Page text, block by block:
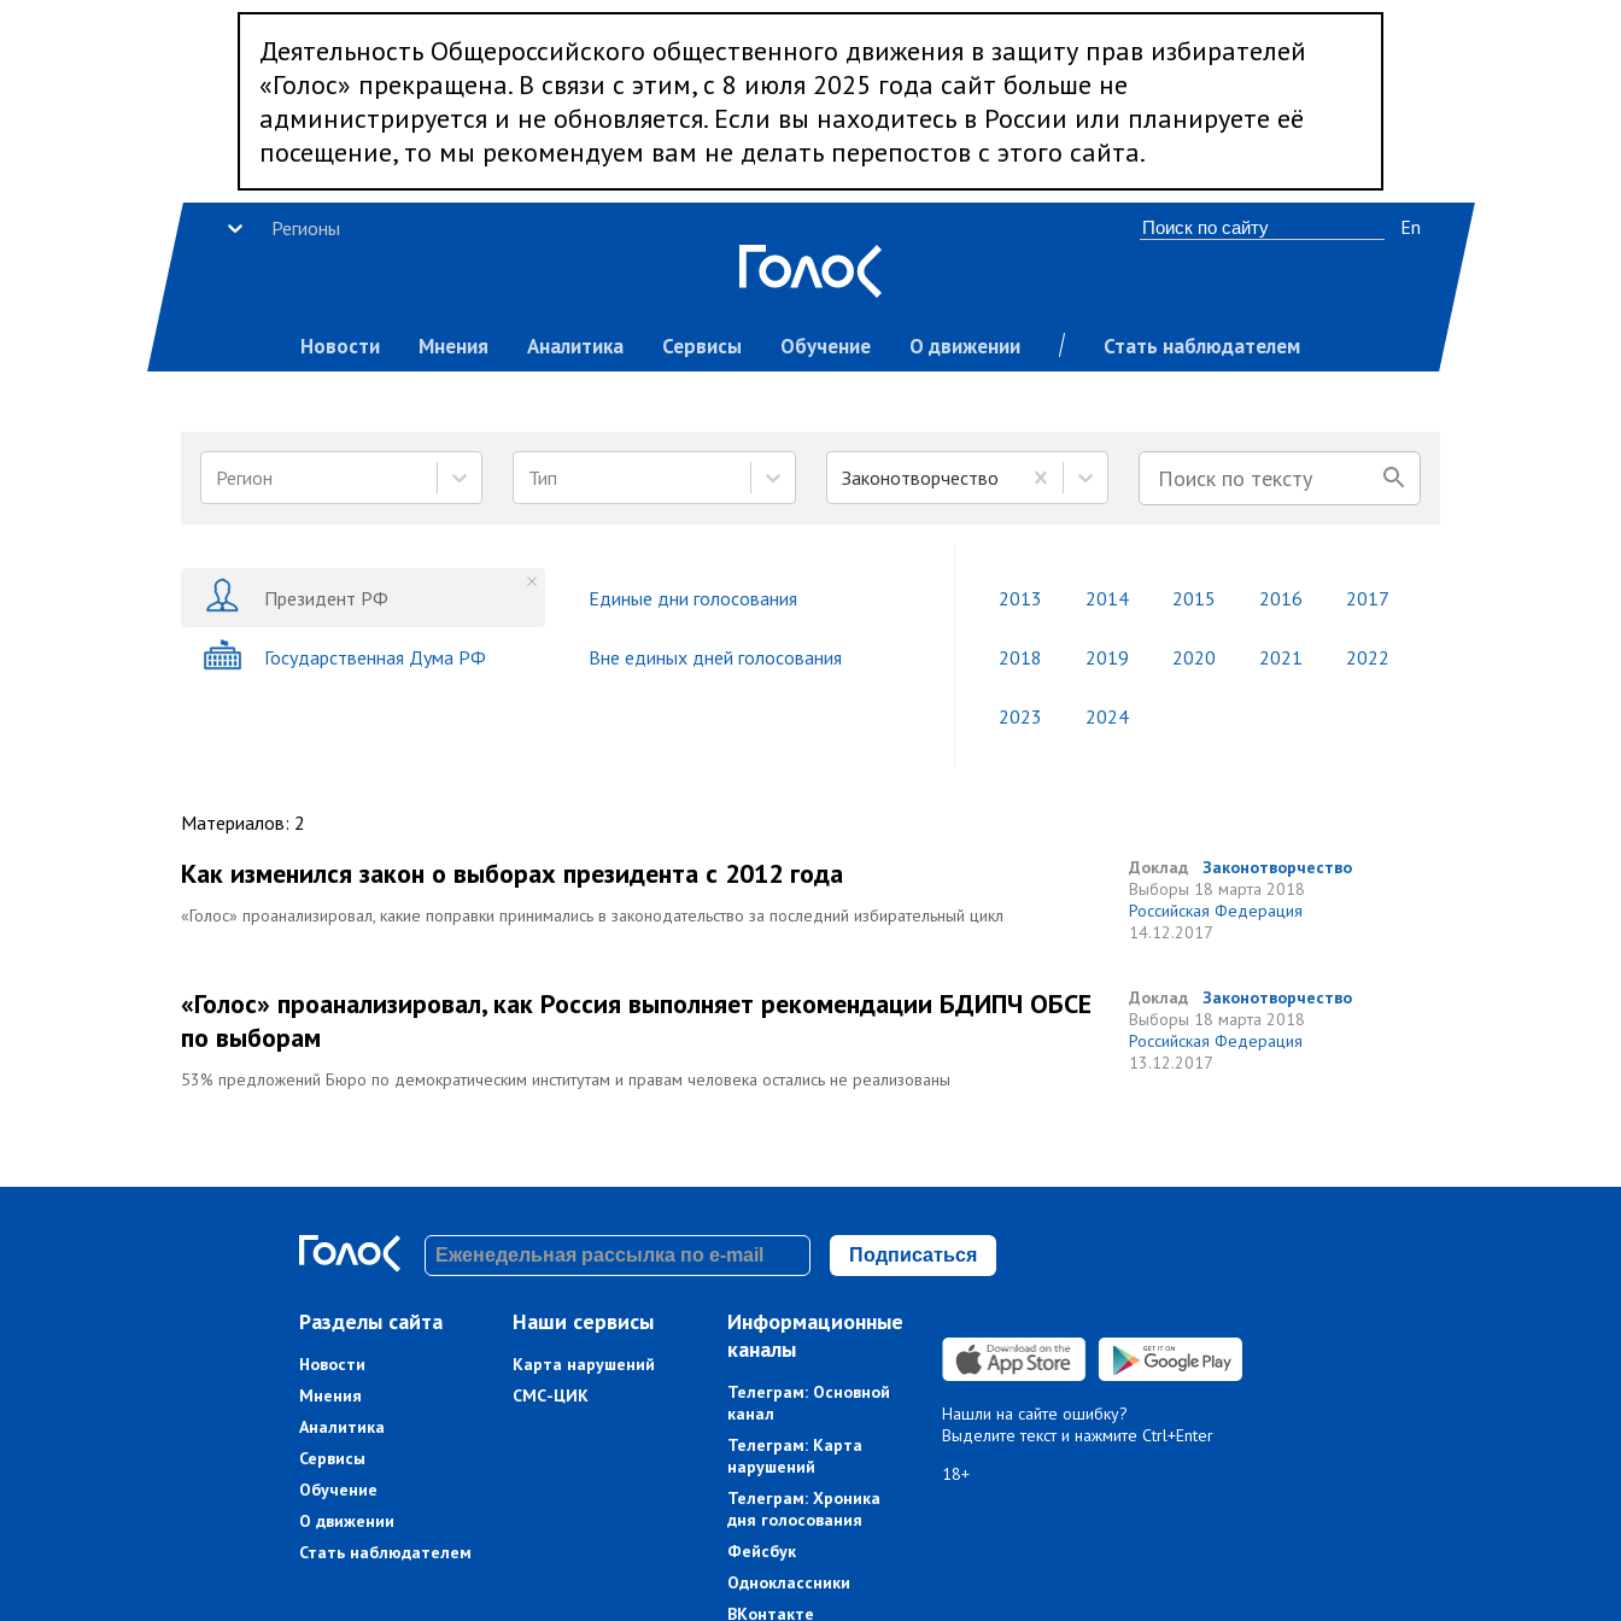
Деятельность Общероссийского общественного движения в защиту прав избирателей
«Голос» прекращена. В связи с этим, с 8 июля 2025 года сайт больше не
администрируется и не обновляется. Если вы находитесь в России или планируете её
посещение, то мы рекомендуем вам не делать перепостов с этого сайта.
Регионы
Новости Мнения Аналитика Сервисы Обучение О движении Стать наблюдателем
En
Регион Тип Законотворчество
Президент РФ
Государственная Дума РФ
Единые дни голосования
Вне единых дней голосования
2013 2014 2015 2016 2017
2018 2019 2020 2021 2022
2023 2024
Материалов: 2
Как изменился закон о выборах президента с 2012 года
«Голос» проанализировал, какие поправки принимались в законодательство за последний избирательный цикл
Доклад
Законотворчество
Выборы 18 марта 2018
Российская Федерация
14.12.2017
«Голос» проанализировал, как Россия выполняет рекомендации БДИПЧ ОБСЕ
по выборам
53% предложений Бюро по демократическим институтам и правам человека остались не реализованы
Доклад
Законотворчество
Выборы 18 марта 2018
Российская Федерация
13.12.2017
Подписаться
Разделы сайта
Новости
Мнения
Аналитика
Сервисы
Обучение
О движении
Стать наблюдателем
Наши сервисы
Карта нарушений
СМС-ЦИК
Информационные
каналы
Телеграм: Основной
канал
Телеграм: Карта
нарушений
Телеграм: Хроника
дня голосования
Фейсбук
Одноклассники
ВКонтакте
Нашли на сайте ошибку?
Выделите текст и нажмите Ctrl+Enter
18+